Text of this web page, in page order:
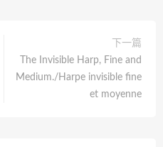
下一篇
The Invisible Harp, Fine and
Medium./Harpe invisible fine
et moyenne